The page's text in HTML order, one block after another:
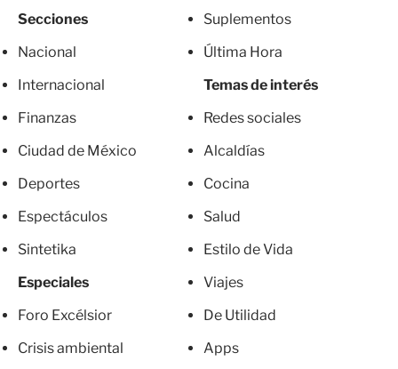
Secciones
Nacional
Internacional
Finanzas
Ciudad de México
Deportes
Espectáculos
Sintetika
Especiales
Foro Excélsior
Crisis ambiental
Suplementos
Última Hora
Temas de interés
Redes sociales
Alcaldías
Cocina
Salud
Estilo de Vida
Viajes
De Utilidad
Apps